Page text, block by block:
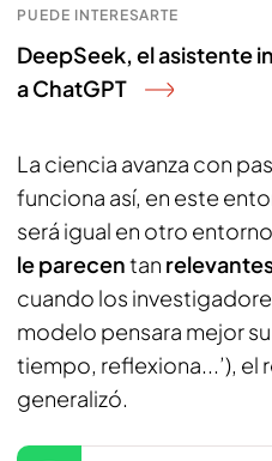
PUEDE INTERESARTE
DeepSeek, el asistente
a ChatGPT
La ciencia avanza con
funciona así, en este
será igual en otro
le parecentan
cuando los
modelo pensara mejor
tiempo, reflexiona...’), el
generalizó.